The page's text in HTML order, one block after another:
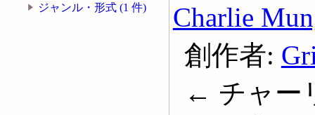
ジャンル・形式 (1 件)
Charlie
創作者:
← チャー